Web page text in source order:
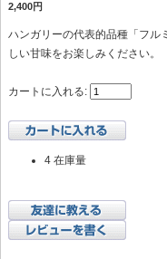
2,400円
ハンガリーの代表的品種「フル
しい甘味をお楽しみください。
カートに入れる:
4 在庫量